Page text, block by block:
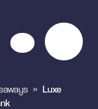
» Luxe